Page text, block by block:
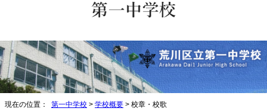
現在の位置： 第一中学校 > 学校概要 > 校章・校歌